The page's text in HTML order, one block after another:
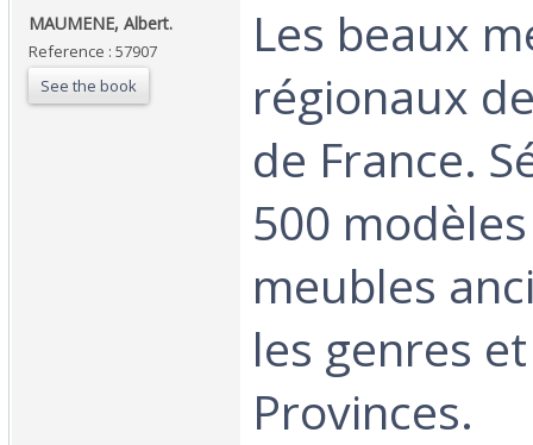
‎MAUMENE, Albert.‎
Reference : 57907
See the book
‎Les beaux
régionaux
de France.
500
meubles
les genres
Provinces.‎